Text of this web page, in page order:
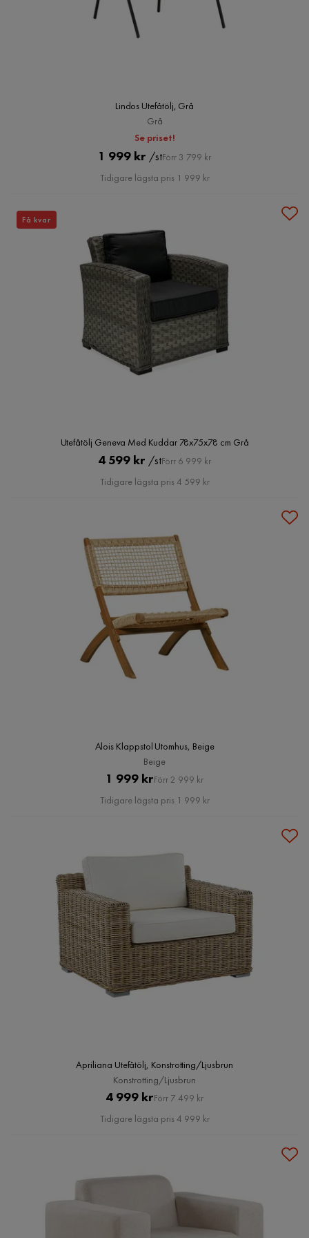
Lindos Utefåtölj, Grå
Grå
Se priset!
Pris
1 999 kr /st
Original
Pris
Förr 3 799 kr
Tidigare lägsta pris 1 999 kr
Utefåtölj Geneva Med Kuddar 78x75x78 cm Grå
Pris
4 599 kr /st
Original
Pris
Förr 6 999 kr
Tidigare lägsta pris 4 599 kr
Få kvar
Alois Klappstol Utomhus, Beige
Beige
Pris
1 999 krOriginal
Pris
Förr 2 999 kr
Tidigare lägsta pris 1 999 kr
Apriliana Utefåtölj, Konstrotting/Ljusbrun
Konstrotting/Ljusbrun
Pris
4 999 krOriginal
Pris
Förr 7 499 kr
Tidigare lägsta pris 4 999 kr